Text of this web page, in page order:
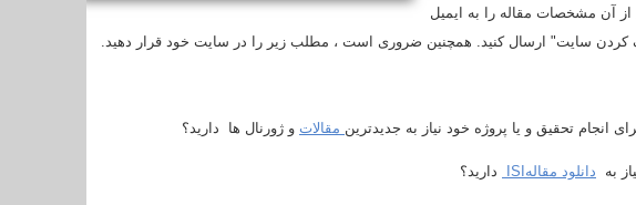
آن مشخصات مقاله را به ایمیل
کردن سایت" ارسال کنید. همچنین ضروری است ، مطلب زیر را در سایت خود قرار دهید.
برای انجام تحقیق و یا پروژه خود نیاز به جدیدترین مقالات و ژورنال ها دارید؟
به دانلود مقاله ISI دارید؟